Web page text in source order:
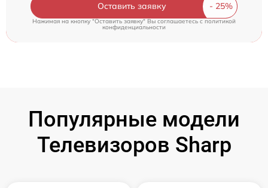
Оставить заявку
Нажимая на кнопку "Оставить заявку" Вы соглашаетесь c политикой
конфиденциальности
Популярные модели
Телевизоров Sharp